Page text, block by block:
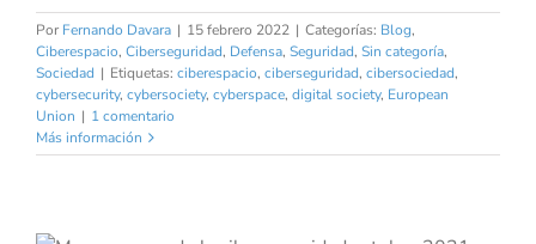
Por Fernando Davara | 15 febrero 2022 | Categorías: Blog,
Ciberespacio, Ciberseguridad, Defensa, Seguridad, Sin categoría,
Sociedad | Etiquetas: ciberespacio, ciberseguridad, cibersociedad,
cybersecurity, cybersociety, cyberspace, digital society, European
Union | 1 comentario
Más información